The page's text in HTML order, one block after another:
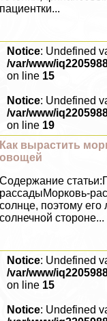
пациентки...
Notice: Undefined
/var/www/
on line 15
Notice: Undefined
/var/www/
on line 19
Как вырастить
овощей
Содержание
рассадыМорковь-
солнце, поэтому
солнечной стороне...
Notice: Undefined
/var/www/
on line 15
Notice: Undefined